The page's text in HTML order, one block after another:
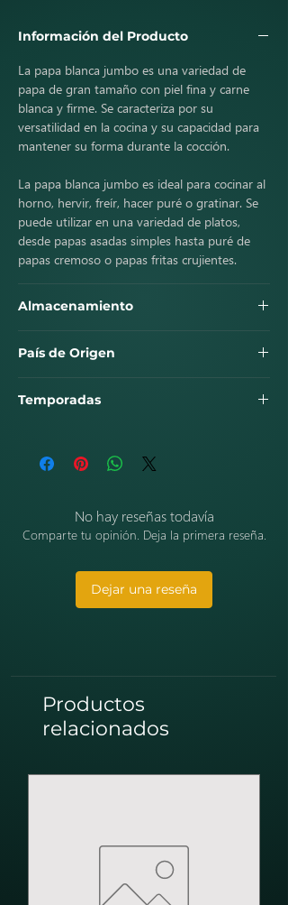
Información del Producto
La papa blanca jumbo es una variedad de
papa de gran tamaño con piel fina y carne
blanca y firme. Se caracteriza por su
versatilidad en la cocina y su capacidad para
mantener su forma durante la cocción.
La papa blanca jumbo es ideal para cocinar al
horno, hervir, freír, hacer puré o gratinar. Se
puede utilizar en una variedad de platos,
desde papas asadas simples hasta puré de
papas cremoso o papas fritas crujientes.
Almacenamiento
en un lugar fresco, oscuro y bien ventilado,
preferiblemente en una bolsa de papel o en
una caja de almacenamiento de papas.
frutas y verduras que emitan gases que
puedan acelerar su deterioro.
País de Origen
muchas regiones del mundo, con variedades
Temporadas
No hay reseñas todavía
Comparte tu opinión. Deja la primera reseña.
Dejar una reseña
Productos
relacionados